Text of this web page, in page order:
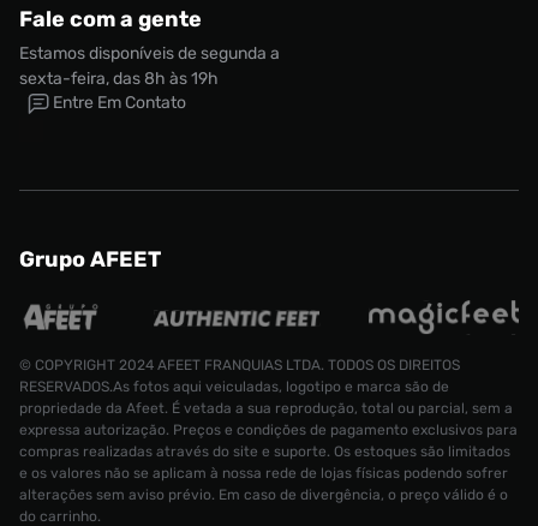
Fale com a gente
Estamos disponíveis de segunda a
sexta-feira, das 8h às 19h
Entre Em Contato
Grupo AFEET
© COPYRIGHT 2024 AFEET FRANQUIAS LTDA. TODOS OS DIREITOS
RESERVADOS.As fotos aqui veiculadas, logotipo e marca são de
propriedade da Afeet. É vetada a sua reprodução, total ou parcial, sem a
expressa autorização. Preços e condições de pagamento exclusivos para
compras realizadas através do site e suporte. Os estoques são limitados
e os valores não se aplicam à nossa rede de lojas físicas podendo sofrer
alterações sem aviso prévio. Em caso de divergência, o preço válido é o
do carrinho.